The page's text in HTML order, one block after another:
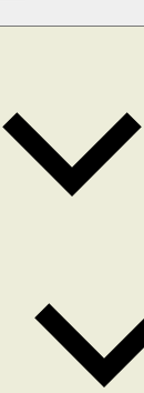
Menü